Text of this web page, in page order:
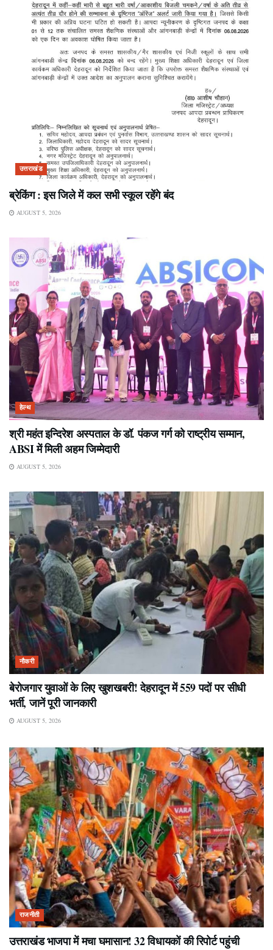
उत्तराखंड
ब्रेकिंग : इस जिले में कल सभी स्कूल रहेंगे बंद
AUGUST 5, 2026
हेल्थ
श्री महंत इन्दिरेश अस्पताल के डॉ. पंकज गर्ग को राष्ट्रीय सम्मान,
ABSI में मिली अहम जिम्मेदारी
AUGUST 5, 2026
नौकरी
बेरोजगार युवाओं के लिए खुशखबरी! देहरादून में 559 पदों पर सीधी
भर्ती, जानें पूरी जानकारी
AUGUST 5, 2026
राजनीती
उत्तराखंड भाजपा में मचा घमासान! 32 विधायकों की रिपोर्ट पहुंची